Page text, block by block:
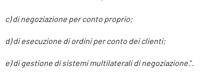
c) di negoziazione per conto proprio;
d) di esecuzione di ordini per conto dei clienti;
e) di gestione di sistemi multilaterali di negoziazione.”.